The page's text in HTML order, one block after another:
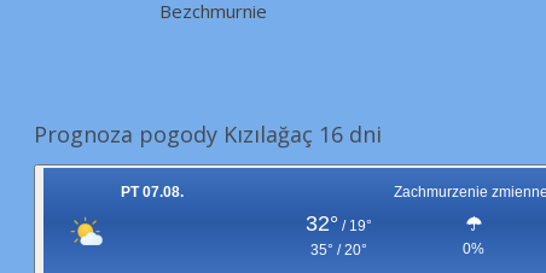
Bezchmurnie
Prognoza pogody Kızılağaç 16 dni
PT 07.08. Zachmurzenie
32° / 19°
35° / 20°
0%